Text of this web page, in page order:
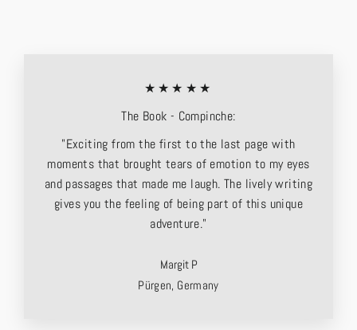
★★★★★
The Book - Compinche:
"Exciting from the first to the last page with
moments that brought tears of emotion to my eyes
and passages that made me laugh. The lively writing
gives you the feeling of being part of this unique
adventure."
Margit P
Pürgen, Germany